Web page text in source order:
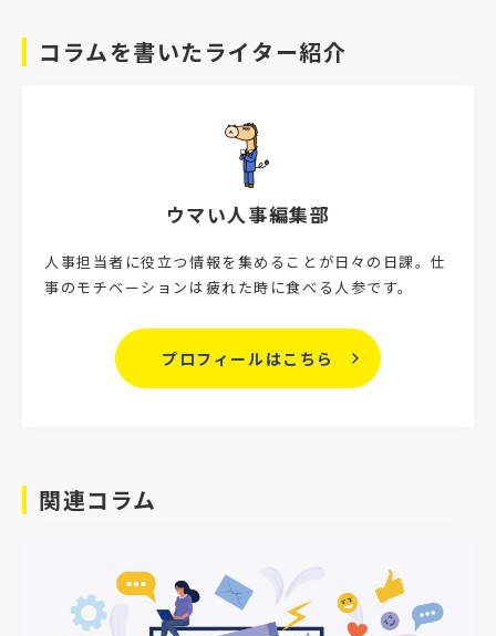
コラムを書いたライター紹介
ウマい人事編集部
プロフィールはこちら
人事担当者に役立つ情報を集めることが日々の日課。仕
事のモチベーションは疲れた時に食べる人参です。
関連コラム